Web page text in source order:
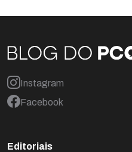
Instagram
Facebook
Editoriais